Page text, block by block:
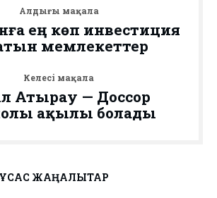
Алдыңғы мақала
ең көп инвестиция
мемлекеттер
Келесі мақала
Атырау — Доссор
ақылы болады
ҰҚСАС ЖАҢАЛЫҚТАР